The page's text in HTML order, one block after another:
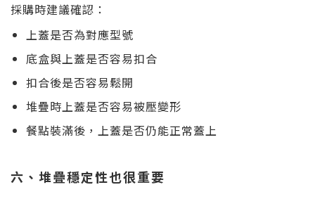
採購時建議確認：
上蓋是否為對應型號
底盒與上蓋是否容易扣合
扣合後是否容易鬆開
堆疊時上蓋是否容易被壓變形
餐點裝滿後，上蓋是否仍能正常蓋上
六、堆疊穩定性也很重要